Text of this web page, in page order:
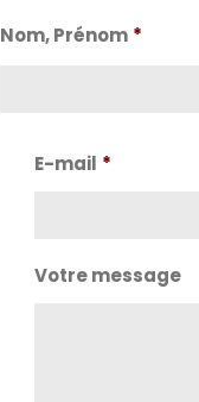
Nom, Prénom *
E-mail *
Votre message